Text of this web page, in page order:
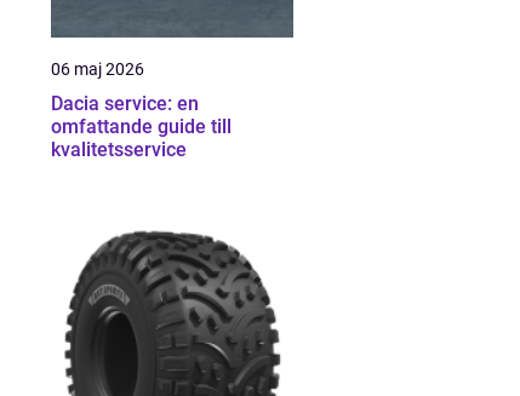
06 maj 2026
Dacia service: en
omfattande guide till
kvalitetsservice